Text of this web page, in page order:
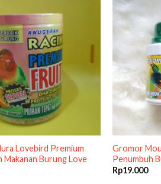
Lovebird Premium
Makanan Burung Love
Gromor
Penumbuh
Rp19.000